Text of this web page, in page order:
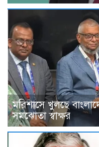
মরিশাসে খুলছে
সমঝোতা স্বাক্ষর